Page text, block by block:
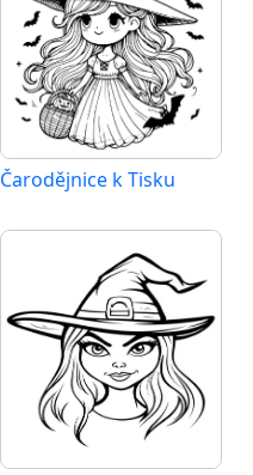
Čarodějnice k Tisku